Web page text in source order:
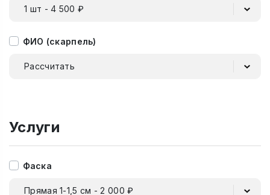
1 шт - 4 500 ₽
ФИО (скарпель)
Рассчитать
Услуги
Фаска
Прямая 1-1,5 см - 2 000 ₽